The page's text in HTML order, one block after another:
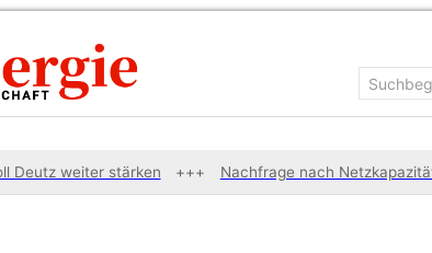
weiter stärken Nachfrage nach Netzkapazitäten